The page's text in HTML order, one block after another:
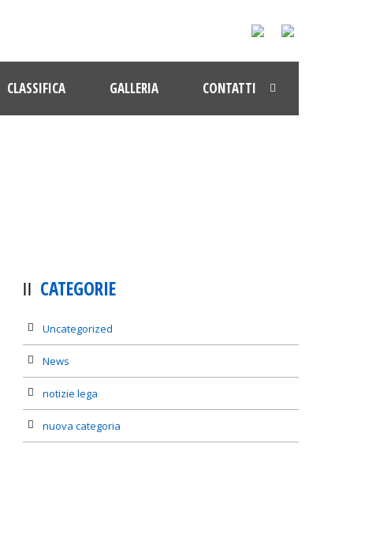
CLASSIFICA GALLERIA CONTATTI
CATEGORIE
Uncategorized
News
notizie lega
nuova categoria